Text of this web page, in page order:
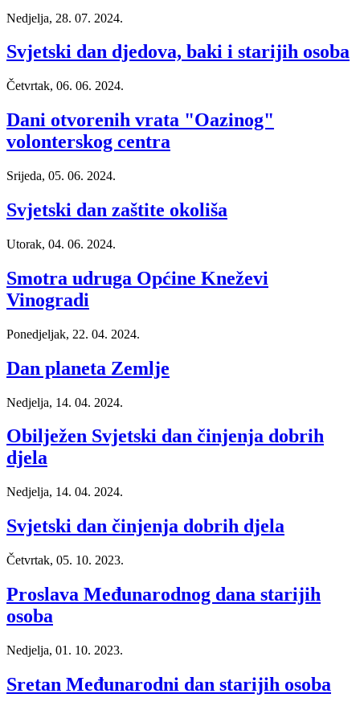
Nedjelja, 28. 07. 2024.
Svjetski dan djedova, baki i starijih osoba
Četvrtak, 06. 06. 2024.
Dani otvorenih vrata "Oazinog"
volonterskog centra
Srijeda, 05. 06. 2024.
Svjetski dan zaštite okoliša
Utorak, 04. 06. 2024.
Smotra udruga Općine Kneževi
Vinogradi
Ponedjeljak, 22. 04. 2024.
Dan planeta Zemlje
Nedjelja, 14. 04. 2024.
Obilježen Svjetski dan činjenja dobrih
djela
Nedjelja, 14. 04. 2024.
Svjetski dan činjenja dobrih djela
Četvrtak, 05. 10. 2023.
Proslava Međunarodnog dana starijih
osoba
Nedjelja, 01. 10. 2023.
Sretan Međunarodni dan starijih osoba